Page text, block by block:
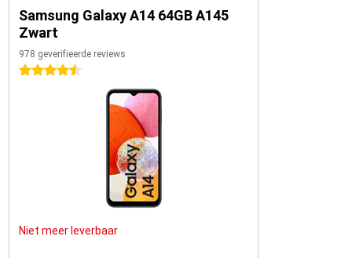
Samsung Galaxy A14 64GB A145
Zwart
978 geverifieerde reviews
4.5 sterren
Niet meer leverbaar